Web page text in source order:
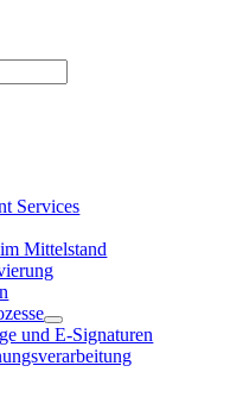
Services
Mittelstand
und E-Signaturen